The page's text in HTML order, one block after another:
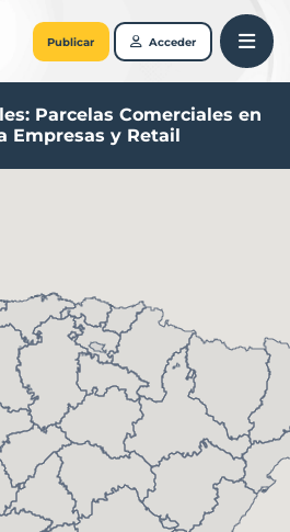
Publicar Acceder
Parcelas Comerciales en
Empresas y Retail